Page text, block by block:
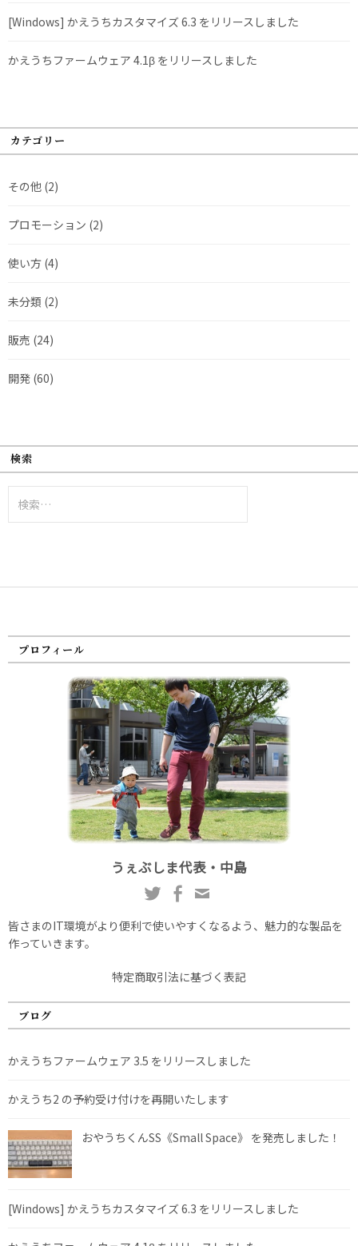
[Windows] かえうちカスタマイズ 6.3 をリリースしました
かえうちファームウェア 4.1β をリリースしました
カテゴリー
その他 (2)
プロモーション (2)
使い方 (4)
未分類 (2)
販売 (24)
開発 (60)
検索
索:
プロフィール
うぇぶしま代表・中島
皆さまのIT環境がより便利で使いやすくなるよう、魅力的な製品を
作っていきます。
特定商取引法に基づく表記
ブログ
かえうちファームウェア 3.5 をリリースしました
かえうち2 の予約受け付けを再開いたします
おやうちくんSS《Small Space》 を発売しました！
[Windows] かえうちカスタマイズ 6.3 をリリースしました